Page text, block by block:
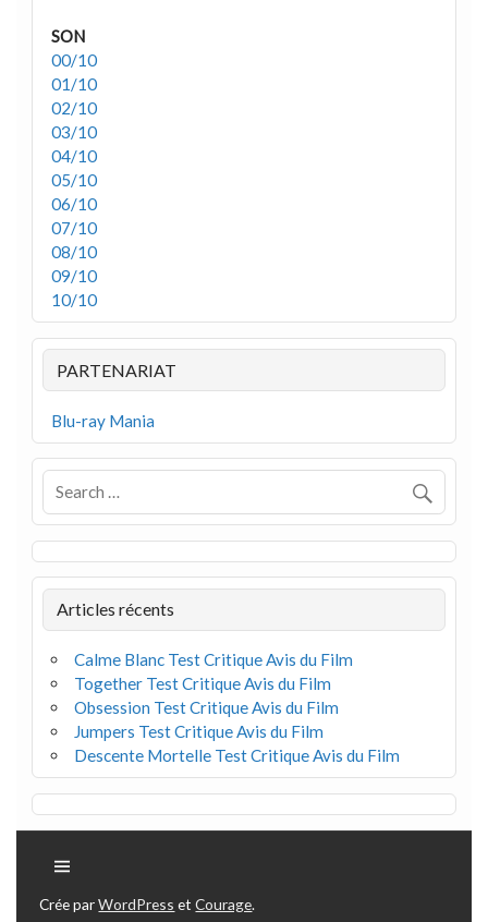
SON
00/10
01/10
02/10
03/10
04/10
05/10
06/10
07/10
08/10
09/10
10/10
PARTENARIAT
Blu-ray Mania
Articles récents
Calme Blanc Test Critique Avis du Film
Together Test Critique Avis du Film
Obsession Test Critique Avis du Film
Jumpers Test Critique Avis du Film
Descente Mortelle Test Critique Avis du Film
Crée parWordPress etCourage.